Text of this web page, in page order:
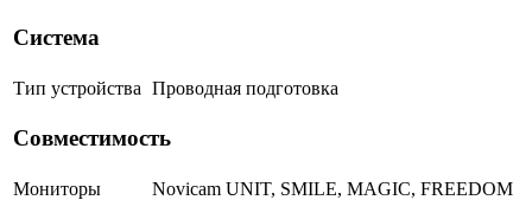
Система
Тип устройства Проводная подготовка
Совместимость
Мониторы Novicam UNIT, SMILE, MAGIC, FREEDOM